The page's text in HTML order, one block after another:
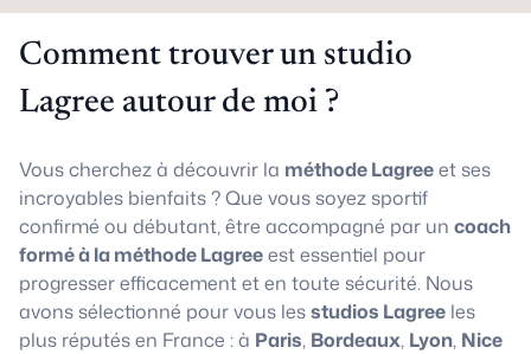
Comment trouver un studio
Lagree autour de moi ?
Vous cherchez à découvrir la méthode Lagreeet ses
incroyables bienfaits ? Que vous soyez sportif
confirmé ou débutant, être accompagné par un coach
formé à la méthode Lagreeest essentiel pour
progresser efficacement et en toute sécurité. Nous
avons sélectionné pour vous lesstudios Lagree les
plus réputés en France : à Paris, Bordeaux, Lyon, Nice